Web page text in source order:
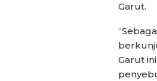
Garut.
Garut